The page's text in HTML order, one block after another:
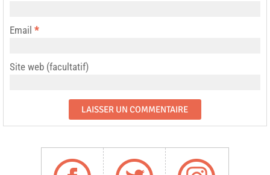
Email *
Site web (facultatif)